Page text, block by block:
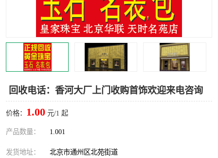
回收电话：香河大厂上门收购首饰欢迎来电咨询
价格： 1.00 元/1 起
产品数量： 1.001
发货地址： 北京市通州区北苑街道